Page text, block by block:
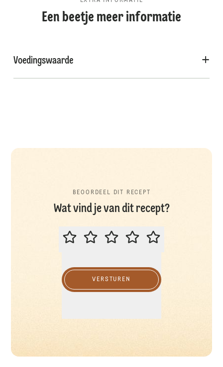
Een beetje meer informatie
Voedingswaarde
BEOORDEEL DIT RECEPT
Wat vind je van dit recept?
BEOORDEEL DIT RECEPT
VERSTUREN